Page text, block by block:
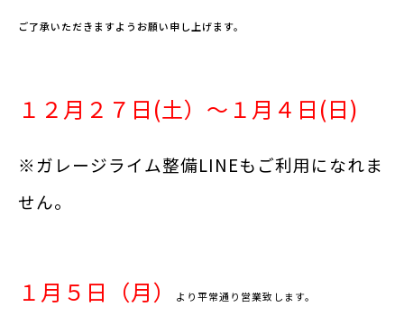
ご了承いただきますようお願い申し上げます。
１２月２７日(土）～１月４日(日)
※ガレージライム整備LINEもご利用になれま
せん。
１月５日（月） より平常通り営業致します。